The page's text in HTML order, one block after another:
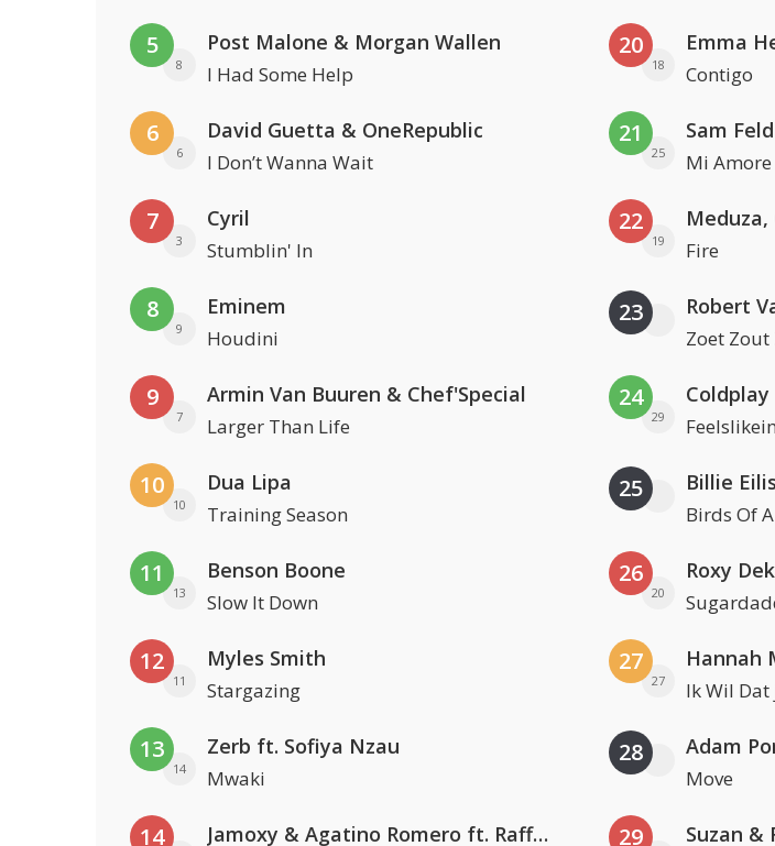
5
8
Post Malone & Morgan Wallen
I Had Some Help
6
6
David Guetta & OneRepublic
I Don’t Wanna Wait
7
3
Cyril
Stumblin' In
8
9
Eminem
Houdini
9
7
Armin Van Buuren & Chef'Special
Larger Than Life
10
10
Dua Lipa
Training Season
11
13
Benson Boone
Slow It Down
12
11
Myles Smith
Stargazing
13
14
Zerb ft. Sofiya Nzau
Mwaki
14 Jamoxy & Agatino Romero ft. Raffaella Carrà
20
18
Emma
Contigo
21
25
Sam
Mi Amore
22
19 Fire
23 Robert
Zoet
24
29
Coldplay
25 Billie
Birds Of
26
20
Roxy
27
27
Hannah
Ik Wil Dat
28 Adam
Move
29 Suzan &